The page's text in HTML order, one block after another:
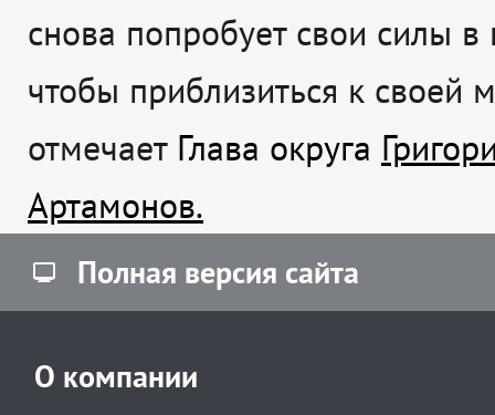
снова попробует свои силы в
чтобы приблизиться к своей
отмечает Глава округа
Артамонов.
Полная версия сайта
О компании